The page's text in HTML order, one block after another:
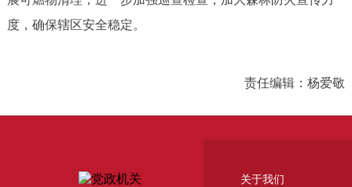
度，确保辖区安全稳定。
责任编辑：杨爱敬
关于我们